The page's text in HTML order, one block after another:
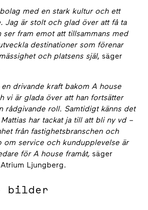
med en stark kultur och ett
Jag är stolt och glad över att få ta
fram emot att tillsammans med
destinationer som förenar
och platsens själ, säger
drivande kraft bakom A house
vi är glada över att han fortsätter
rådgivande roll. Samtidigt känns det
har tackat ja till att bli ny vd –
från fastighetsbranschen och
om service och kundupplevelse är
för A house framåt, säger
Ljungberg.
bilder